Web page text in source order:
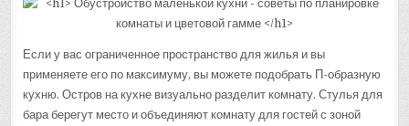
Если у вас ограниченное пространство для жилья и вы
применяете его по максимуму, вы можете подобрать П-образную
кухню. Остров на кухне визуально разделит комнату. Стулья для
бара берегут место и объединяют комнату для гостей с зоной